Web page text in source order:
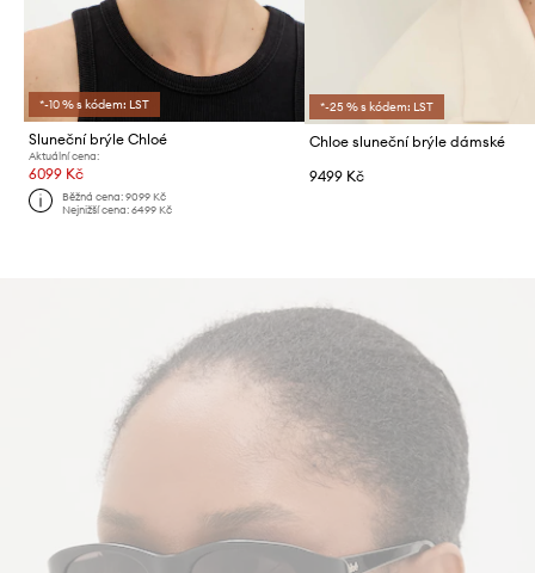
*-10 % s kódem: LST
Sluneční brýle Chloé
Aktuální cena:
6099 Kč
Běžná cena:9099 Kč
Nejnižší cena:6499 Kč
*-25 % s kódem: LST
Chloe sluneční brýle dámské
9499 Kč